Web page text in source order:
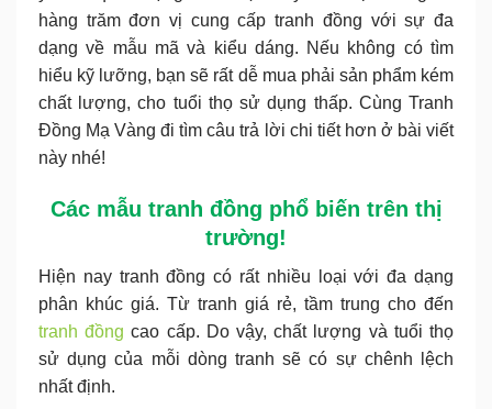
hàng trăm đơn vị cung cấp tranh đồng với sự đa
dạng về mẫu mã và kiểu dáng. Nếu không có tìm
hiểu kỹ lưỡng, bạn sẽ rất dễ mua phải sản phẩm kém
chất lượng, cho tuổi thọ sử dụng thấp. Cùng Tranh
Đồng Mạ Vàng đi tìm câu trả lời chi tiết hơn ở bài viết
này nhé!
Các mẫu tranh đồng phổ biến trên thị
trường!
Hiện nay tranh đồng có rất nhiều loại với đa dạng
phân khúc giá. Từ tranh giá rẻ, tầm trung cho đến
tranh đồng cao cấp. Do vậy, chất lượng và tuổi thọ
sử dụng của mỗi dòng tranh sẽ có sự chênh lệch
nhất định.